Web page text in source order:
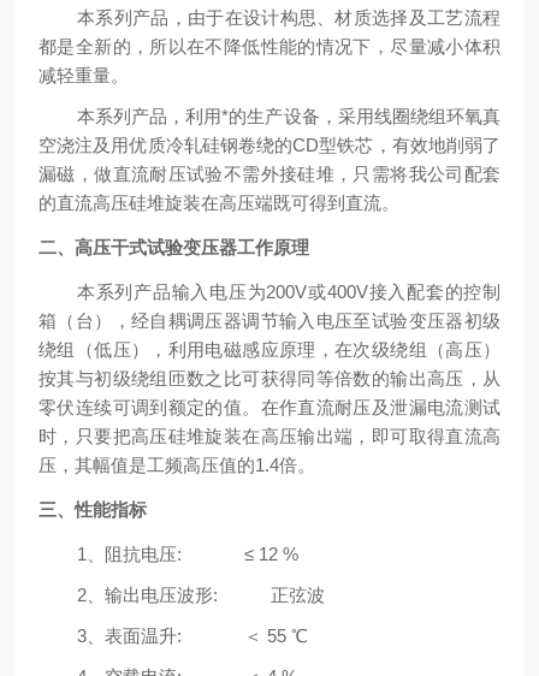
本系列产品，由于在设计构思、材质选择及工艺流程
都是全新的，所以在不降低性能的情况下，尽量减小体积
减轻重量。
本系列产品，利用*的生产设备，采用线圈绕组环氧真
空浇注及用优质冷轧硅钢卷绕的CD型铁芯，有效地削弱了
漏磁，做直流耐压试验不需外接硅堆，只需将我公司配套
的直流高压硅堆旋装在高压端既可得到直流。
二、 高压干式试验变压器工作原理
本系列产品输入电压为200V或400V接入配套的控制
箱（台），经自耦调压器调节输入电压至试验变压器初级
绕组（低压），利用电磁感应原理，在次级绕组（高压）
按其与初级绕组匝数之比可获得同等倍数的输出高压，从
零伏连续可调到额定的值。在作直流耐压及泄漏电流测试
时，只要把高压硅堆旋装在高压输出端，即可取得直流高
压，其幅值是工频高压值的1.4倍。
三、性能指标
1、阻抗电压: ≤ 12 %
2、输出电压波形: 正弦波
3、表面温升: ＜ 55 ℃